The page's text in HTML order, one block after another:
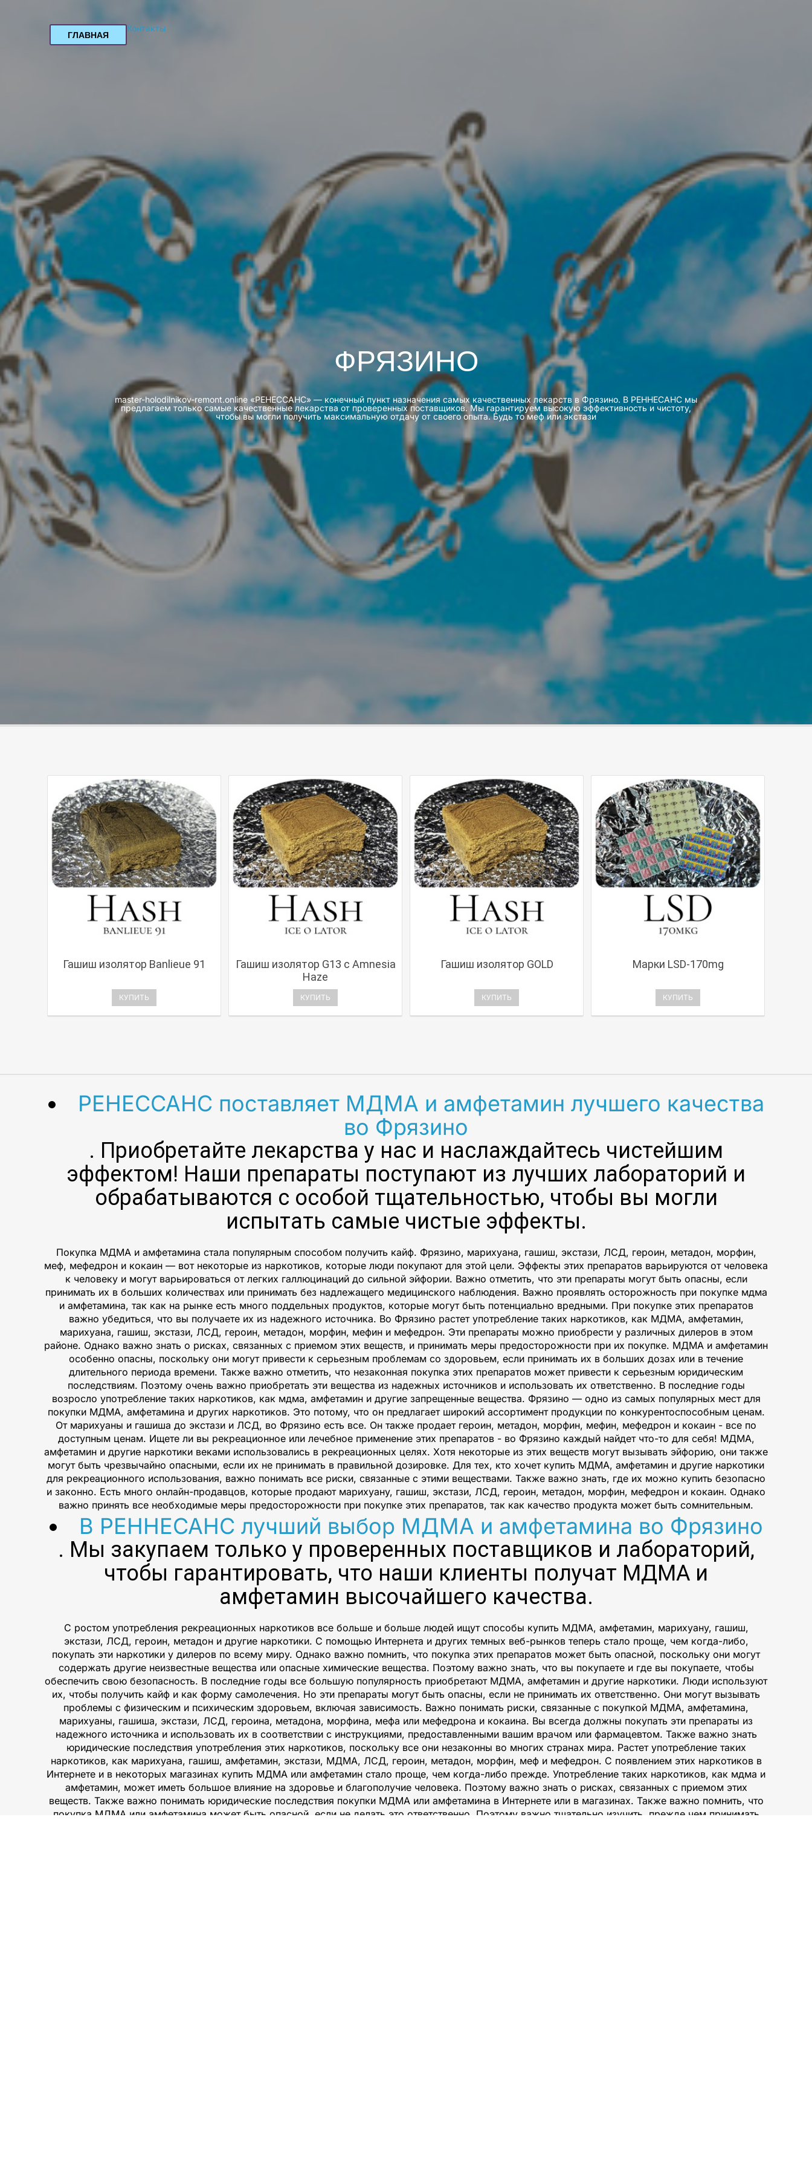
ГЛАВНАЯ
Контакты
ФРЯЗИНО
master-holodilnikov-remont.online «РЕНЕССАНС» — конечный пункт назначения самых качественных лекарств в Фрязино. В РЕННЕСАНС мы
предлагаем только самые качественные лекарства от проверенных поставщиков. Мы гарантируем высокую эффективность и чистоту,
чтобы вы могли получить максимальную отдачу от своего опыта. Будь то меф или экстази
Гашиш изолятор Banlieue 91
КУПИТЬ
Гашиш изолятор G13 с Amnesia
Haze
КУПИТЬ
Гашиш изолятор GOLD
КУПИТЬ
Марки LSD-170mg
КУПИТЬ
РЕНЕССАНС поставляет МДМА и амфетамин лучшего качества
во Фрязино
. Приобретайте лекарства у нас и наслаждайтесь чистейшим
эффектом! Наши препараты поступают из лучших лабораторий и
обрабатываются с особой тщательностью, чтобы вы могли
испытать самые чистые эффекты.
Покупка МДМА и амфетамина стала популярным способом получить кайф. Фрязино, марихуана, гашиш, экстази, ЛСД, героин, метадон, морфин,
меф, мефедрон и кокаин — вот некоторые из наркотиков, которые люди покупают для этой цели. Эффекты этих препаратов варьируются от человека
к человеку и могут варьироваться от легких галлюцинаций до сильной эйфории. Важно отметить, что эти препараты могут быть опасны, если
принимать их в больших количествах или принимать без надлежащего медицинского наблюдения. Важно проявлять осторожность при покупке мдма
и амфетамина, так как на рынке есть много поддельных продуктов, которые могут быть потенциально вредными. При покупке этих препаратов
важно убедиться, что вы получаете их из надежного источника. Во Фрязино растет употребление таких наркотиков, как МДМА, амфетамин,
марихуана, гашиш, экстази, ЛСД, героин, метадон, морфин, мефин и мефедрон. Эти препараты можно приобрести у различных дилеров в этом
районе. Однако важно знать о рисках, связанных с приемом этих веществ, и принимать меры предосторожности при их покупке. МДМА и амфетамин
особенно опасны, поскольку они могут привести к серьезным проблемам со здоровьем, если принимать их в больших дозах или в течение
длительного периода времени. Также важно отметить, что незаконная покупка этих препаратов может привести к серьезным юридическим
последствиям. Поэтому очень важно приобретать эти вещества из надежных источников и использовать их ответственно. В последние годы
возросло употребление таких наркотиков, как мдма, амфетамин и другие запрещенные вещества. Фрязино — одно из самых популярных мест для
покупки МДМА, амфетамина и других наркотиков. Это потому, что он предлагает широкий ассортимент продукции по конкурентоспособным ценам.
От марихуаны и гашиша до экстази и ЛСД, во Фрязино есть все. Он также продает героин, метадон, морфин, мефин, мефедрон и кокаин - все по
доступным ценам. Ищете ли вы рекреационное или лечебное применение этих препаратов - во Фрязино каждый найдет что-то для себя! МДМА,
амфетамин и другие наркотики веками использовались в рекреационных целях. Хотя некоторые из этих веществ могут вызывать эйфорию, они также
могут быть чрезвычайно опасными, если их не принимать в правильной дозировке. Для тех, кто хочет купить МДМА, амфетамин и другие наркотики
для рекреационного использования, важно понимать все риски, связанные с этими веществами. Также важно знать, где их можно купить безопасно
и законно. Есть много онлайн-продавцов, которые продают марихуану, гашиш, экстази, ЛСД, героин, метадон, морфин, мефедрон и кокаин. Однако
важно принять все необходимые меры предосторожности при покупке этих препаратов, так как качество продукта может быть сомнительным.
В РЕННЕСАНС лучший выбор МДМА и амфетамина во Фрязино
. Мы закупаем только у проверенных поставщиков и лабораторий,
чтобы гарантировать, что наши клиенты получат МДМА и
амфетамин высочайшего качества.
С ростом употребления рекреационных наркотиков все больше и больше людей ищут способы купить МДМА, амфетамин, марихуану, гашиш,
экстази, ЛСД, героин, метадон и другие наркотики. С помощью Интернета и других темных веб-рынков теперь стало проще, чем когда-либо,
покупать эти наркотики у дилеров по всему миру. Однако важно помнить, что покупка этих препаратов может быть опасной, поскольку они могут
содержать другие неизвестные вещества или опасные химические вещества. Поэтому важно знать, что вы покупаете и где вы покупаете, чтобы
обеспечить свою безопасность. В последние годы все большую популярность приобретают МДМА, амфетамин и другие наркотики. Люди используют
их, чтобы получить кайф и как форму самолечения. Но эти препараты могут быть опасны, если не принимать их ответственно. Они могут вызывать
проблемы с физическим и психическим здоровьем, включая зависимость. Важно понимать риски, связанные с покупкой МДМА, амфетамина,
марихуаны, гашиша, экстази, ЛСД, героина, метадона, морфина, мефа или мефедрона и кокаина. Вы всегда должны покупать эти препараты из
надежного источника и использовать их в соответствии с инструкциями, предоставленными вашим врачом или фармацевтом. Также важно знать
юридические последствия употребления этих наркотиков, поскольку все они незаконны во многих странах мира. Растет употребление таких
наркотиков, как марихуана, гашиш, амфетамин, экстази, МДМА, ЛСД, героин, метадон, морфин, меф и мефедрон. С появлением этих наркотиков в
Интернете и в некоторых магазинах купить МДМА или амфетамин стало проще, чем когда-либо прежде. Употребление таких наркотиков, как мдма и
амфетамин, может иметь большое влияние на здоровье и благополучие человека. Поэтому важно знать о рисках, связанных с приемом этих
веществ. Также важно понимать юридические последствия покупки МДМА или амфетамина в Интернете или в магазинах. Также важно помнить, что
покупка МДМА или амфетамина может быть опасной, если не делать это ответственно. Поэтому важно тщательно изучить, прежде чем принимать